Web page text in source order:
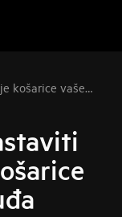
košarice vaše